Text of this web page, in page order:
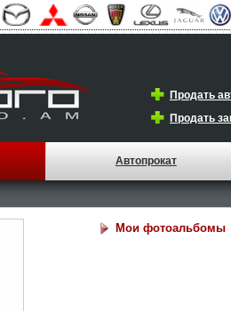
Продать
Продать
Автопрокат
Мои фотоальбомы